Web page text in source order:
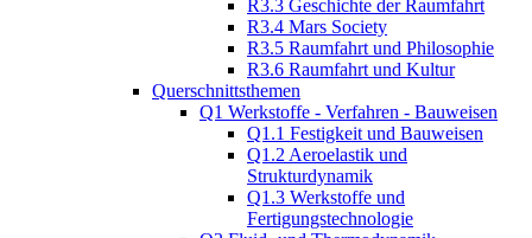
R3.3 Geschichte der Raumfahrt
R3.4 Mars Society
R3.5 Raumfahrt und Philosophie
R3.6 Raumfahrt und Kultur
Querschnittsthemen
Q1 Werkstoffe - Verfahren - Bauweisen
Q1.1 Festigkeit und Bauweisen
Q1.2 Aeroelastik und
Strukturdynamik
Q1.3 Werkstoffe und
Fertigungstechnologie